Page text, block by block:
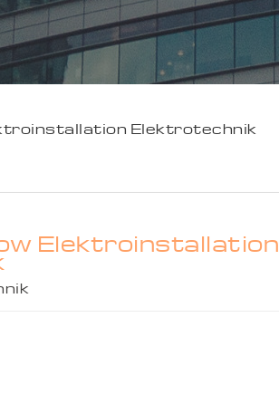
Elektrotechnik
Elektroinstallation